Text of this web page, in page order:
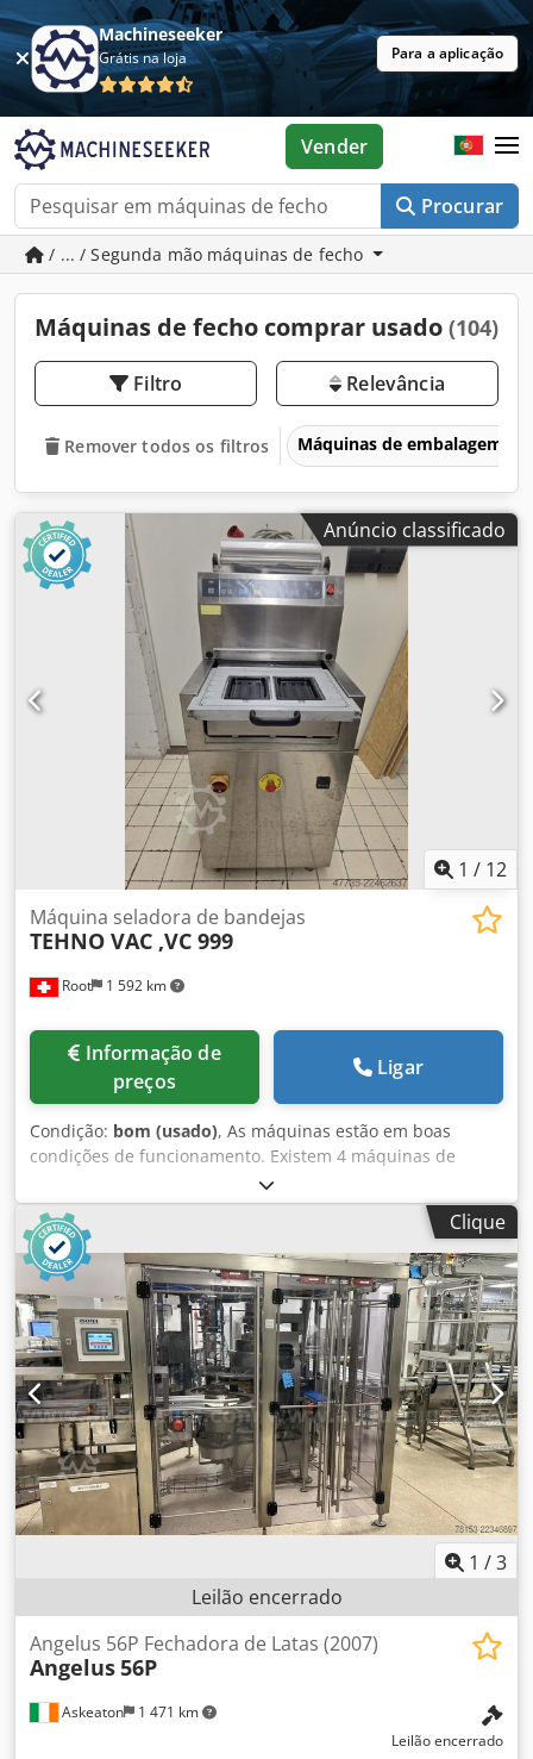
Machineseeker
Grátis na loja Para a aplicação
Procurar
Vender
/ ... / Segunda mão máquinas de fecho
Máquinas de fecho comprar usado (104)
Filtro Relevância
Remover todos os filtros Máquinas de embalagem
Anúncio classificado
1 / 12
Root 1 592 km
Máquina seladora de bandejas
TEHNO VAC ,VC 999
preços
Ligar
Condição: bom (usado), As máquinas estão em boas
condições de funcionamento. Existem 4 máquinas de
selagem de embalagens. Csdszqugqjpfx Amujha
Clique
1 /3
Leilão encerrado
Askeaton 1 471 km
Angelus 56P Fechadora de Latas (2007)
Angelus56P
Leilão encerrado